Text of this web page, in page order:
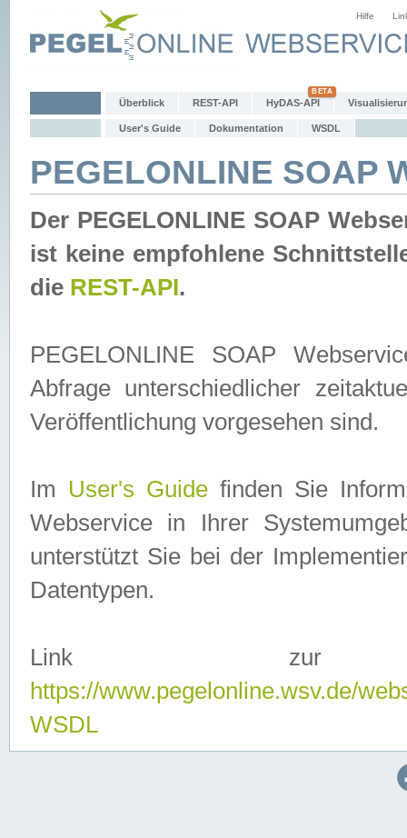
Hilfe
Überblick REST-API HyDAS-API
User's Guide Dokumentation WSDL
PEGELONLINE SOAP
Der PEGELONLINE SOAP
ist keine empfohlene
die REST-API.
PEGELONLINE SOAP
Abfrage unterschiedlicher
Veröffentlichung vorgesehen sind.
Im User's Guidefinden Sie
Webservice in Ihrer
unterstützt Sie bei der
Datentypen.
Link zur
https://www.pegelonline.wsv.de/
WSDL